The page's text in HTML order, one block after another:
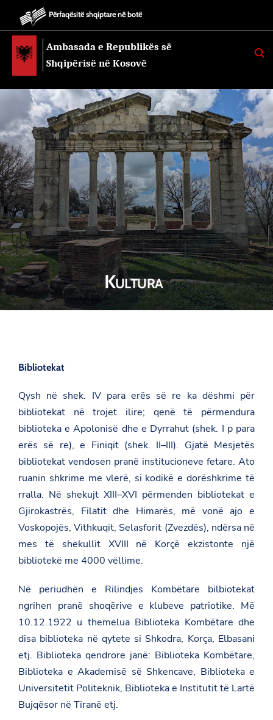
Përfaqësitë shqiptare në botë
Ambasada e Republikës së
Shqipërisë në Kosovë
K
E
Kultura
Bibliotekat
Qysh në shek. IV para erës së re ka dëshmi për
bibliotekat në trojet ilire; qenë të përmendura
biblioteka e Apolonisë dhe e Dyrrahut (shek. I p para
erës së re), e Finiqit (shek. II–III). Gjatë Mesjetës
bibliotekat vendosen pranë institucioneve fetare. Ato
ruanin shkrime me vlerë, si kodikë e dorëshkrime të
rralla. Në shekujt XIII–XVI përmenden bibliotekat e
Gjirokastrës, Filatit dhe Himarës, më vonë ajo e
Voskopojës, Vithkuqit, Selasforit (Zvezdës), ndërsa në
mes të shekullit XVIII në Korçë ekzistonte një
bibliotekë me 4000 vëllime.
Në periudhën e Rilindjes Kombëtare bilbiotekat
ngrihen pranë shoqërive e klubeve patriotike. Më
10.12.1922 u themelua Biblioteka Kombëtare dhe
disa biblioteka në qytete si Shkodra, Korça, Elbasani
etj. Biblioteka qendrore janë: Biblioteka Kombëtare,
Biblioteka e Akademisë së Shkencave, Biblioteka e
Universitetit Politeknik, Biblioteka e Institutit të Lartë
Bujqësor në Tiranë etj.